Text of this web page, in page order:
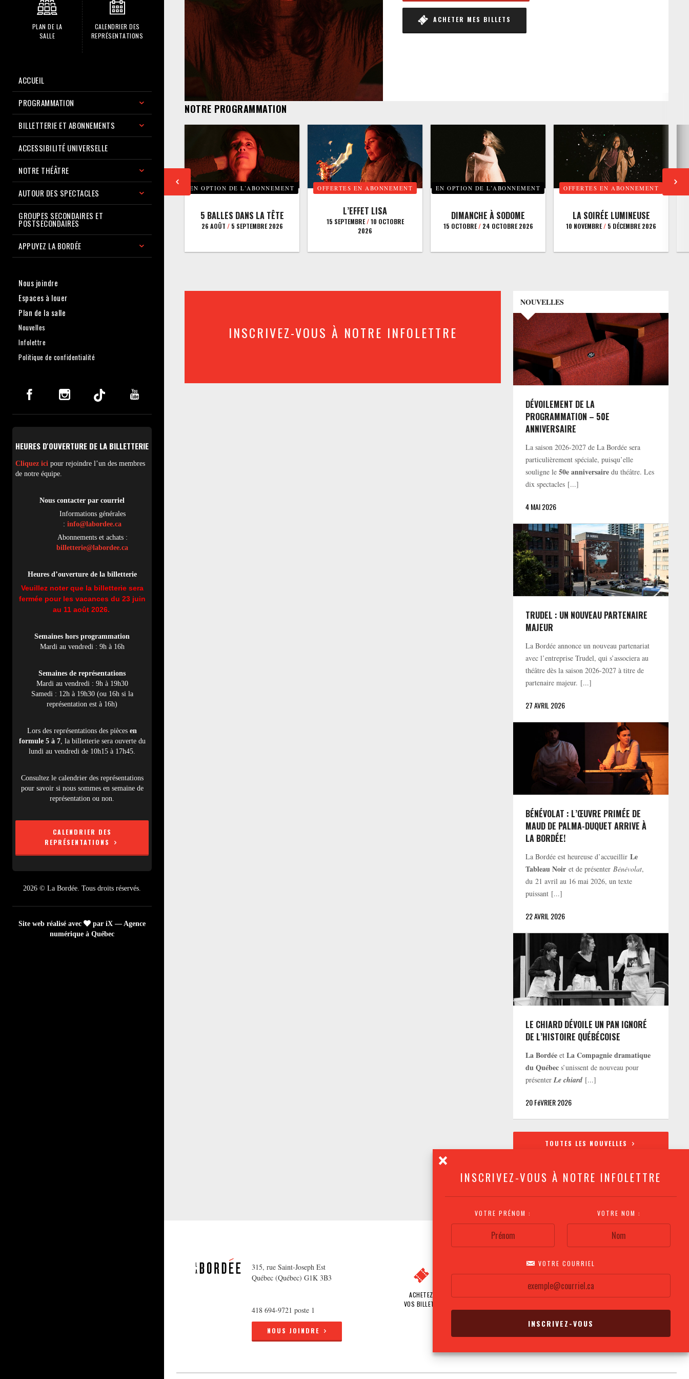
INSCRIVEZ-VOUS À NOTRE INFOLETTRE
VOTRE PRÉNOM : VOTRE NOM :
VOTRE COURRIEL
PLAN DE LA
SALLE
CALENDRIER DES
REPRÉSENTATIONS
ACCUEIL
PROGRAMMATION
BILLETTERIE ET ABONNEMENTS
ACCESSIBILITÉ UNIVERSELLE
NOTRE THÉÂTRE
AUTOUR DES SPECTACLES
GROUPES SECONDAIRES ET
POSTSECONDAIRES
APPUYEZ LA BORDÉE
Nous joindre
Espaces à louer
Plan de la salle
Nouvelles
Infolettre
Politique de confidentialité
HEURES D'OUVERTURE DE LA BILLETTERIE
Cliquez ici pour rejoindre l’un des membres
de notre équipe.
Nous contacter par courriel
Informations générales
: info@labordee.ca
Abonnements et achats :
billetterie@labordee.ca
Heures d’ouverture de la billetterie
Veuillez noter que la billetterie sera
fermée pour les vacances du 23 juin
au 11 août 2026.
Semaines hors programmation
Mardi au vendredi : 9h à 16h
Semaines de représentations
Mardi au vendredi : 9h à 19h30
Samedi : 12h à 19h30 (ou 16h si la
représentation est à 16h)
Lors des représentations des pièces en
formule 5 à 7, la billetterie sera ouverte du
lundi au vendredi de 10h15 à 17h45.
Consultez le calendrier des représentations
pour savoir si nous sommes en semaine de
représentation ou non.
CALENDRIER DES
REPRÉSENTATIONS
2026 © La Bordée. Tous droits réservés.
Site web réalisé avec
par iX — Agence
numérique à Québec
ACHETER MES BILLETS
NOTRE PROGRAMMATION
EN OPTION DE L’ABONNEMENT
5 BALLES DANS LA TÊTE
26 AOÛT /5 SEPTEMBRE 2026
OFFERTES EN ABONNEMENT
L’EFFET LISA
15 SEPTEMBRE/10 OCTOBRE
2026
EN OPTION DE L’ABONNEMENT
DIMANCHE À SODOME
15 OCTOBRE/24 OCTOBRE 2026
OFFERTES EN ABONNEMENT
LA SOIRÉE LUMINEUSE
10 NOVEMBRE/ 5 DÉCEMBRE 2026
INSCRIVEZ-VOUS À NOTRE INFOLETTRE
NOUVELLES
DÉVOILEMENT DE LA
PROGRAMMATION – 50E
ANNIVERSAIRE
La saison 2026-2027 de La Bordée sera
particulièrement spéciale, puisqu’elle
souligne le50e anniversaire du théâtre. Les
dix spectacles [...]
4 MAI 2026
TRUDEL : UN NOUVEAU PARTENAIRE
MAJEUR
La Bordée annonce un nouveau partenariat
avec l’entreprise Trudel, qui s’associera au
théâtre dès la saison 2026-2027 à titre de
partenaire majeur. [...]
27 AVRIL 2026
BÉNÉVOLAT : L’ŒUVRE PRIMÉE DE
MAUD DE PALMA-DUQUET ARRIVE À
LA BORDÉE!
La Bordée est heureuse d’accueillirLe
Tableau Noir et de présenterBénévolat,
du 21 avril au 16 mai 2026, un texte
puissant [...]
22 AVRIL 2026
LE CHIARD DÉVOILE UN PAN IGNORÉ
DE L’HISTOIRE QUÉBÉCOISE
La Bordée etLa Compagnie dramatique
du Québec s’unissent de nouveau pour
présenterLe chiard [...]
20 FéVRIER 2026
TOUTES LES NOUVELLES
315, rue Saint-Joseph Est
Québec (Québec) G1K 3B3
418 694-9721 poste 1
NOUS JOINDRE
ACHETEZ
VOS BILLETS